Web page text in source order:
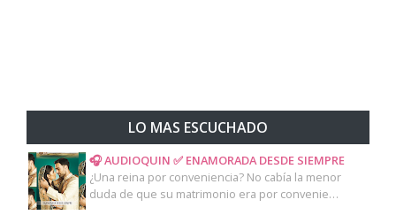
LO MAS ESCUCHADO
🎧 AUDIOQUIN ✅ ENAMORADA DESDE SIEMPRE
¿Una reina por conveniencia? No cabía la menor
duda de que su matrimonio era por convenie…